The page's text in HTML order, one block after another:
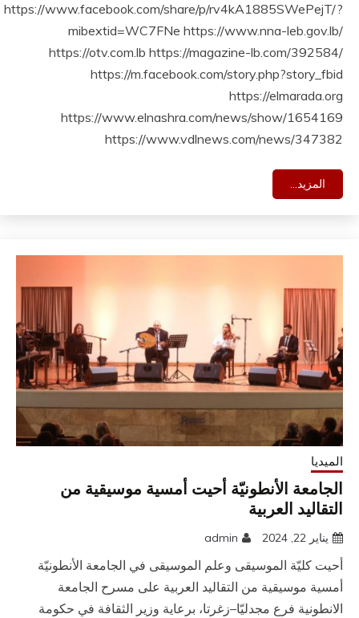
https://www.facebook.com/share/p/rv4kA1885SWePejT/?
mibextid=WC7FNe https://www.nna-leb.gov.lb/
https://otv.com.lb https://magazine-lb.com/392584/
https://m.facebook.com/story.php?story_fbid
https://elmarada.org
https://www.elnashra.com/news/show/1654169
https://www.vdlnews.com/news/347382
المزيد...
الميديا
الجامعة الأنطونيّة أحيت أمسية موسيقية من
التقاليد العربية
يناير 22, 2024 admin
أحيت كليّة الموسيقى وعلم الموسيقى في الجامعة الأنطونيّة
أمسية موسيقية من التقاليد العربية على مسرح الجامعة
الانطونية فرع مجدليّا–زغرتا، برعاية وزير الثقافة في حكومة